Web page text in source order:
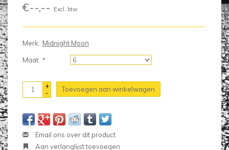
€--,-- Excl. btw
Merk: Midnight Moon
Maat: *
+
-
Toevoegen aan winkelwagen
Email ons over dit product
Aan verlanglijst toevoegen